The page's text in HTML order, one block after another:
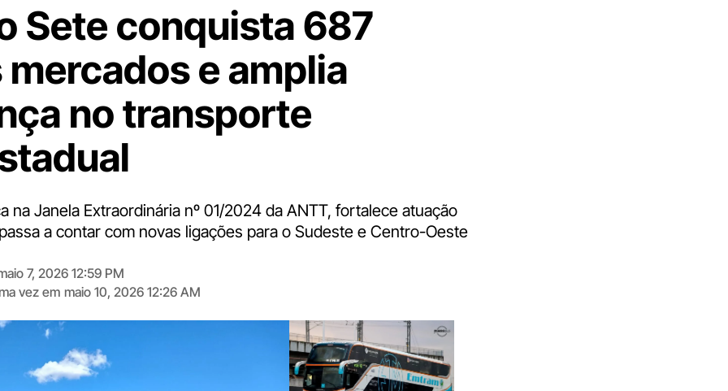
Sete conquista 687
mercados e amplia
no transporte
na Janela Extraordinária nº 01/2024 da ANTT, fortalece atuação
a contar com novas ligações para o Sudeste e Centro-Oeste
7, 2026 12:59 PM
vez em maio 10, 2026 12:26 AM
Digite
aqui
o
seu